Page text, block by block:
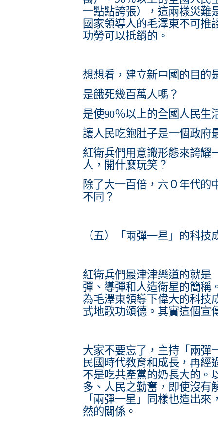
一點點誇張），這兩樣災難
國家領導人的毛澤東不可推
功勞可以抵銷的。
想想看，建立新中國的目的
是餓死幾百萬人嗎？
是使90％以上的全國人民生
讓人民吃飽肚子是一個政府
紅衛兵們用意識形態來誇耀
人，開什麼玩笑？
除了大一百倍，六０年代的
不同？
（五）「兩彈一星」的科技
紅衛兵們最津津樂道的就是
彈、導彈和人造衛星的簡稱
為毛澤東領導下偉大的科技
式地歌功頌德。其實這個宣
大家不要忘了，主持「兩彈
民國時代教育和成長，再經
不是吃共產黨的奶長大的。
多、人民之勤奮，即使沒有
「兩彈一星」同樣也造出
然的關係。